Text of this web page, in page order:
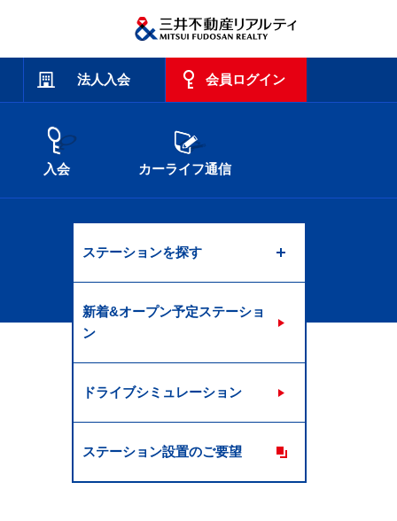
法人入会 会員ログイン
入会 カーライフ通信
ステーションを探す
新着&オープン予定ステーショ
ン
ドライブシミュレーション
ステーション設置のご要望